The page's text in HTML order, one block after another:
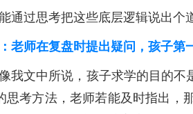
通过思考把这些底层逻辑说出个
老师在复盘时提出疑问，孩子第
我文中所说，孩子求学的目的
思考方法，老师若能及时指出，